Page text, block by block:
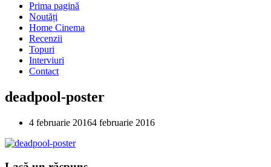
Prima pagină
Noutăți
Home Cinema
Recenzii
Topuri
Interviuri
Contact
deadpool-poster
4 februarie 20164 februarie 2016